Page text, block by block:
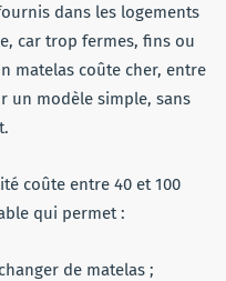
dans les logements
car trop fermes, fins ou
matelas coûte cher, entre
un modèle simple, sans
coûte entre 40 et 100
qui permet :
de matelas ;